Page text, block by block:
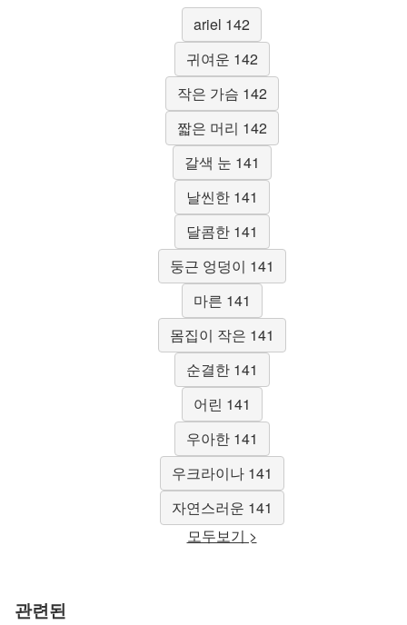
ariel 142
귀여운 142
작은 가슴 142
짧은 머리 142
갈색 눈 141
날씬한 141
달콤한 141
둥근 엉덩이 141
마른 141
몸집이 작은 141
순결한 141
어린 141
우아한 141
우크라이나 141
자연스러운 141
모두보기 >
관련된